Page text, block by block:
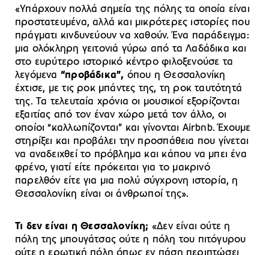
«Υπάρχουν πολλά σημεία της πόλης τα οποία είναι
προστατευμένα, αλλά και μικρότερες ιστορίες που
πράγματι κινδυνεύουν να χαθούν. Ένα παράδειγμα:
μια ολόκληρη γειτονιά γύρω από τα Λαδάδικα και
στο ευρύτερο ιστορικό κέντρο φιλοξενούσε τα
λεγόμενα “προβάδικα”, όπου η Θεσσαλονίκη
έχτισε, με τις ροκ μπάντες της, τη ροκ ταυτότητά
της. Τα τελευταία χρόνια οι μουσικοί εξορίζονται
εξαιτίας από τον έναν χώρο μετά τον άλλο, οι
οποίοι “καλλωπίζονται” και γίνονται Airbnb. Έχουμε
στηρίξει και προβάλει την προσπάθεια που γίνεται
να αναδειχθεί το πρόβλημα και κάπου να μπει ένα
φρένο, γιατί είτε πρόκειται για το μακρινό
παρελθόν είτε για μια πολύ σύγχρονη ιστορία, η
Θεσσαλονίκη είναι οι άνθρωποί της».
Τι δεν είναι η Θεσσαλονίκη; «Δεν είναι ούτε η
πόλη της μπουγάτσας ούτε η πόλη του πιτόγυρου
ούτε η ερωτική πόλη όπως εν πάση περιπτώσει